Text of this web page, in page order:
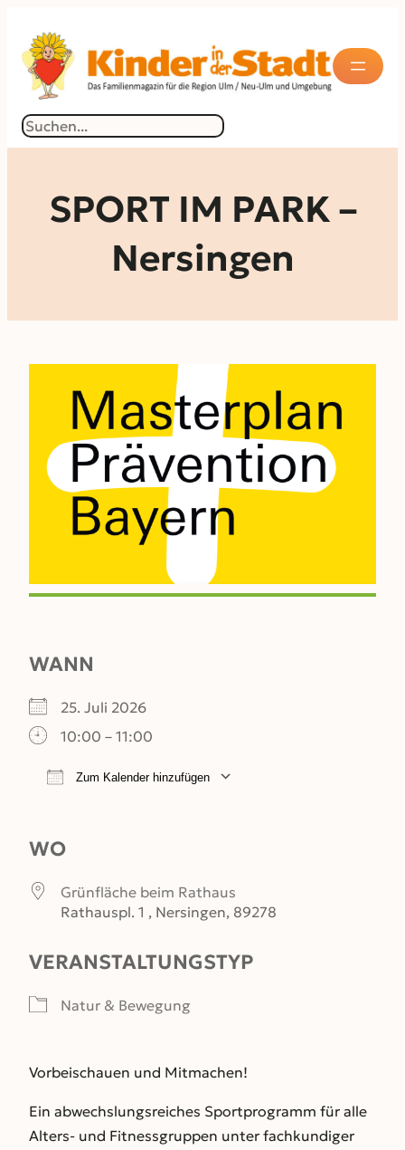
Inhalt
springen
Suchen
SPORT IM PARK –
Nersingen
WANN
25. Juli 2026
10:00 – 11:00
Zum Kalender hinzufügen
WO
Grünfläche beim Rathaus
Rathauspl. 1 , Nersingen, 89278
VERANSTALTUNGSTYP
Natur & Bewegung
Vorbeischauen und Mitmachen!
Ein abwechslungsreiches Sportprogramm für alle
Alters- und Fitnessgruppen unter fachkundiger